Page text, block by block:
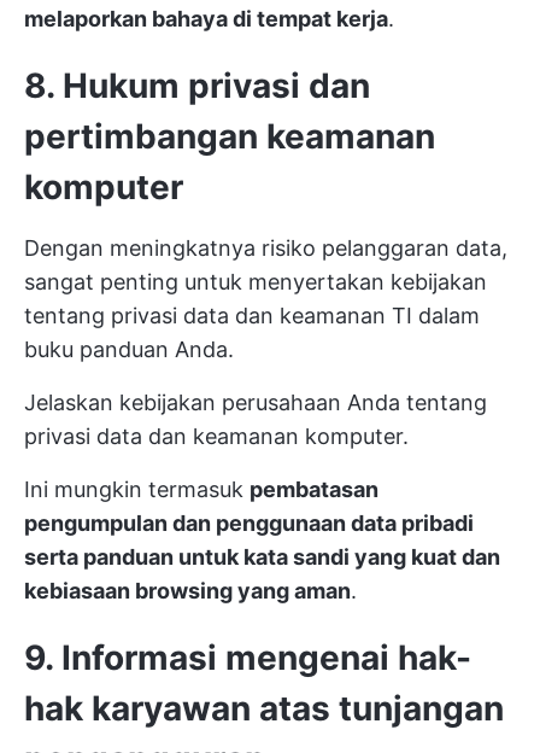
melaporkan bahaya di tempat kerja.
8. Hukum privasi dan
pertimbangan keamanan
komputer
Dengan meningkatnya risiko pelanggaran data,
sangat penting untuk menyertakan kebijakan
tentang privasi data dan keamanan TI dalam
buku panduan Anda.
Jelaskan kebijakan perusahaan Anda tentang
privasi data dan keamanan komputer.
Ini mungkin termasuk pembatasan
pengumpulan dan penggunaan data pribadi
serta panduan untuk kata sandi yang kuat dan
kebiasaan browsing yang aman.
9. Informasi mengenai hak-
hak karyawan atas tunjangan